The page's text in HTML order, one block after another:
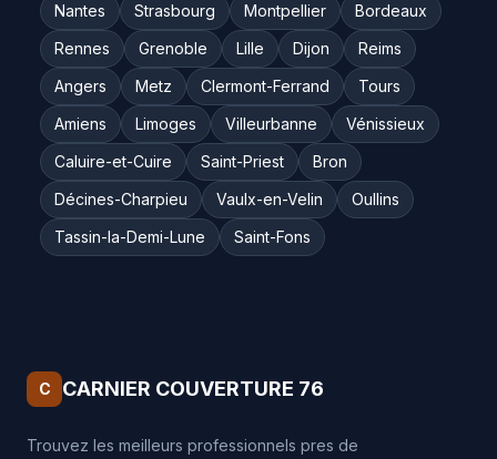
Nantes
Strasbourg Montpellier
Bordeaux
Rennes
Grenoble Lille Dijon
Reims
Angers
Metz Clermont-Ferrand
Tours
Amiens
Limoges Villeurbanne
Vénissieux
Caluire-et-Cuire
Saint-Priest
Bron
Décines-Charpieu
Vaulx-en-Velin
Oullins
Tassin-la-Demi-Lune
Saint-Fons
C CARNIER COUVERTURE 76
Trouvez les meilleurs professionnels pres de